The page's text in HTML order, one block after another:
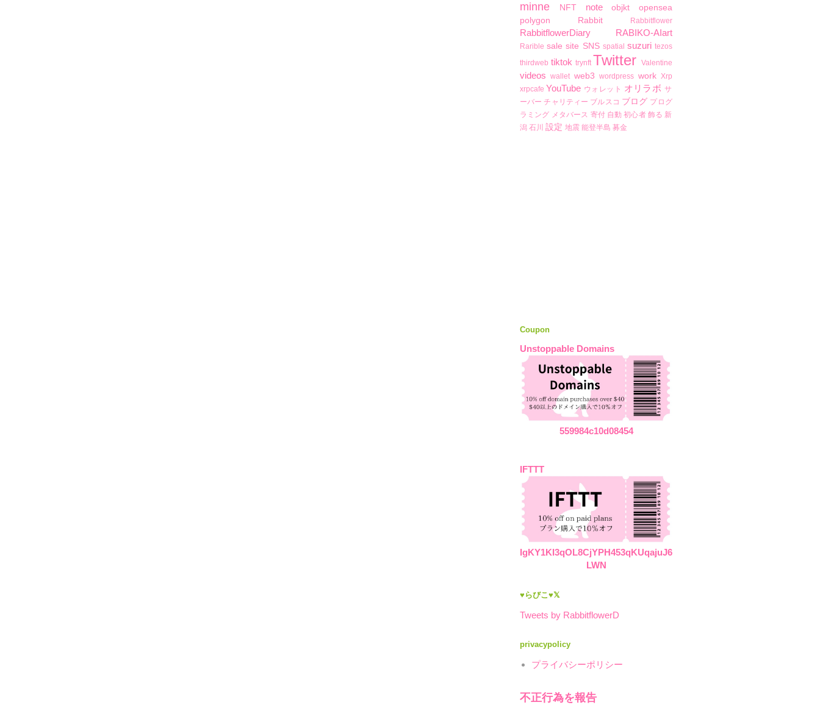
minne NFT note objkt
opensea
polygon
Rabbit Rabbitflower
RabbitflowerDiary RABIKO-AIart
Rarible sale site SNS spatial suzuri tezos
thirdweb tiktok trynft Twitter Valentine
videos wallet web3 wordpress work Xrp
xrpcafe YouTube ウォレット オリラボ サ
ーバー チャリティー ブルスコ ブログ プログ
ラミング メタバース 寄付 自動 初心者 飾る 新
潟 石川 設定 地震 能登半島 募金
Coupon
Unstoppable Domains
559984c10d08454
IFTTT
IgKY1KI3qOL8CjYPH453qKUqajuJ6
LWN
♥らびこ♥𝕏
Tweets by RabbitflowerD
privacypolicy
プライバシーポリシー
不正行為を報告